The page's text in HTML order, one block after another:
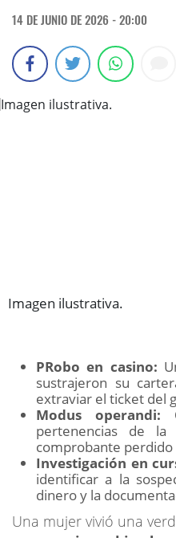
14 DE JUNIO DE 2026 - 20:00
Imagen ilustrativa.
PRobo en casino:
sustrajeron su
extraviar el ticket del
Modus operandi:
pertenencias de la
comprobante perdido
Investigación en
identificar a la
dinero y la
Una mujer vivió una